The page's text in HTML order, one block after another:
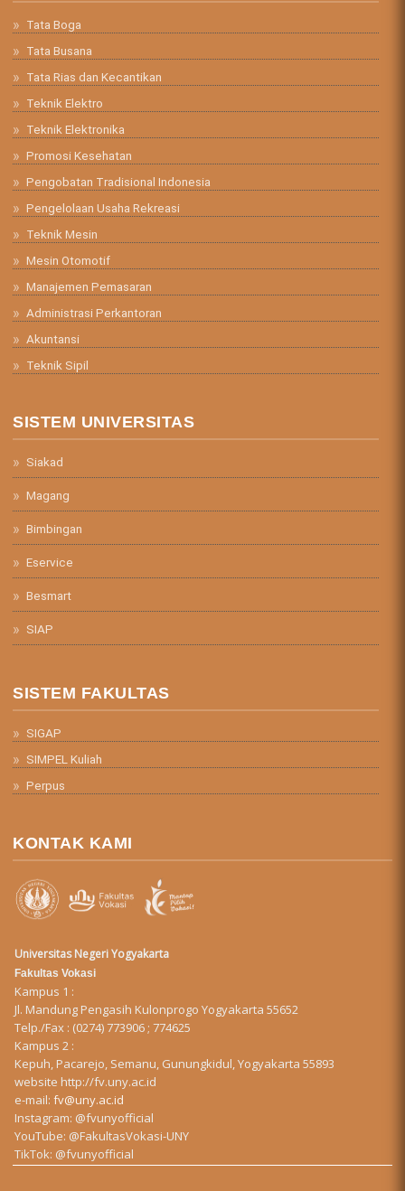
Tata Boga
Tata Busana
Tata Rias dan Kecantikan
Teknik Elektro
Teknik Elektronika
Promosi Kesehatan
Pengobatan Tradisional Indonesia
Pengelolaan Usaha Rekreasi
Teknik Mesin
Mesin Otomotif
Manajemen Pemasaran
Administrasi Perkantoran
Akuntansi
Teknik Sipil
SISTEM UNIVERSITAS
Siakad
Magang
Bimbingan
Eservice
Besmart
SIAP
SISTEM FAKULTAS
SIGAP
SIMPEL Kuliah
Perpus
KONTAK KAMI
Universitas Negeri Yogyakarta
Fakultas Vokasi
Kampus 1 :
Jl. Mandung Pengasih Kulonprogo Yogyakarta 55652
Telp./Fax : (0274) 773906 ; 774625
Kampus 2 :
Kepuh, Pacarejo, Semanu, Gunungkidul, Yogyakarta 55893
website http://fv.uny.ac.id
e-mail:fv@uny.ac.id
Instagram: @fvunyofficial
YouTube: @FakultasVokasi-UNY
TikTok: @fvunyofficial